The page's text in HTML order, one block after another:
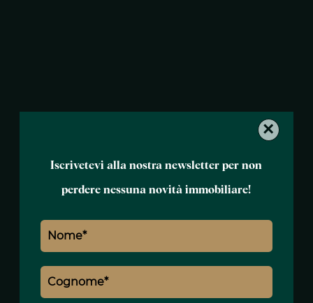
Iscrivetevi alla nostra newsletter per non
perdere nessuna novità immobiliare!
×